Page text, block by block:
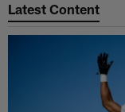
Latest Content